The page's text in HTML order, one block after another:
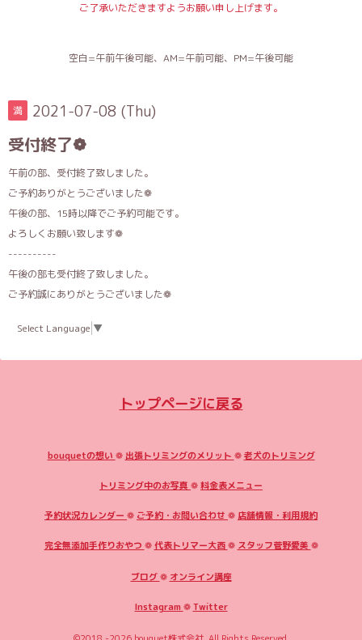
ご了承いただきますようお願い申し上げます。
空白=午前午後可能、AM=午前可能、PM=午後可能
満 2021-07-08 (Thu)
受付終了❁
午前の部、受付終了致しました。
ご予約ありがとうございました❁
午後の部、15時以降でご予約可能です。
よろしくお願い致します❁
----------
午後の部も受付終了致しました。
ご予約誠にありがとうございました❁
Select Language ▼
トップページに戻る
bouquetの想い ❁ 出張トリミングのメリット ❁老犬のトリミング
トリミング中のお写真 ❁料金表メニュー
予約状況カレンダー ❁ ご予約・お問い合わせ ❁ 店舗情報・利用規約
完全無添加手作りおやつ ❁代表トリマー大西❁ スタッフ菅野愛美 ❁
ブログ❁ オンライン講座
Instagram ❁Twitter